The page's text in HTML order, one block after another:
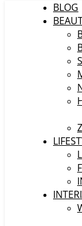
BLOG